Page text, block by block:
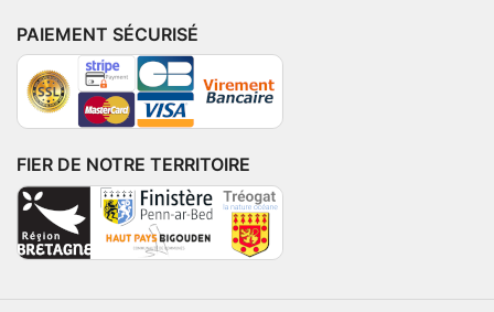
PAIEMENT SÉCURISÉ
FIER DE NOTRE TERRITOIRE